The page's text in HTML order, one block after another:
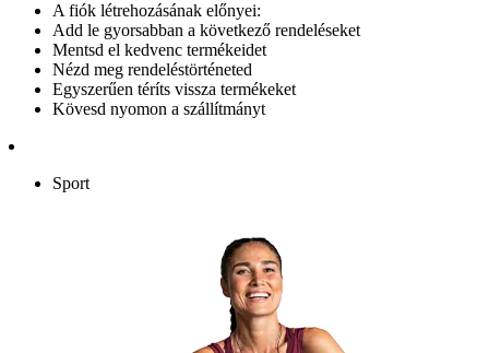
A fiók létrehozásának előnyei:
Add le gyorsabban a következő rendeléseket
Mentsd el kedvenc termékeidet
Nézd meg rendeléstörténeted
Egyszerűen téríts vissza termékeket
Kövesd nyomon a szállítmányt
Sport